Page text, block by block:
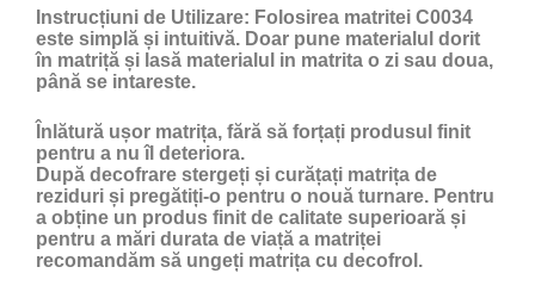
Instrucțiuni de Utilizare: Folosirea matritei C0034
este simplă și intuitivă. Doar pune materialul dorit
în matriță și lasă materialul in matrita o zi sau doua,
până se intareste.
Înlătură ușor matrița, fără să forțați produsul finit
pentru a nu îl deteriora.
După decofrare stergeți și curățați matrița de
reziduri și pregătiți-o pentru o nouă turnare. Pentru
a obține un produs finit de calitate superioară și
pentru a mări durata de viață a matriței
recomandăm să ungeți matrița cu decofrol .